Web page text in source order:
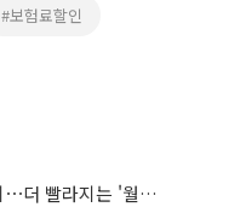
#보험료할인
전세 35% 줄었는데 세금 압박까지⋯더 빨라지는 '월세화'